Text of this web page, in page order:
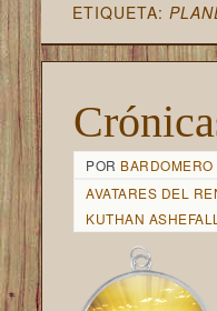
ETIQUETA:
POR BARDOMERO
AVATARES DEL
KUTHAN ASHEFALL